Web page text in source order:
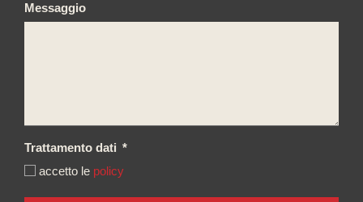
Messaggio
Trattamento dati *
accetto le policy